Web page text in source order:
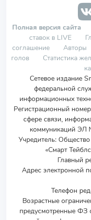
Полная версия сайта
ставок в LIVE
соглашение
Авторы
голов
Статистика
Сетевое издание
федеральной
информационных
Регистрационный
сфере связи,
коммуникаций
Учредитель: Общество
«Смарт
Главный
Адрес электронной
Телефон
Возрастные
предусмотренные